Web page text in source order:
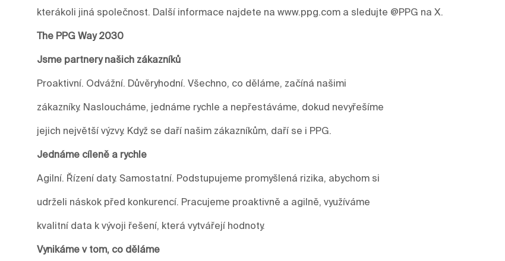
kterákoli jiná společnost. Další informace najdete na www.ppg.com a sledujte @PPG na X.
The PPG Way 2030
Jsme partnery našich zákazníků
Proaktivní. Odvážní. Důvěryhodní. Všechno, co děláme, začíná našimi
zákazníky. Nasloucháme, jednáme rychle a nepřestáváme, dokud nevyřešíme
jejich největší výzvy. Když se daří našim zákazníkům, daří se i PPG.
Jednáme cíleně a rychle
Agilní. Řízení daty. Samostatní. Podstupujeme promyšlená rizika, abychom si
udrželi náskok před konkurencí. Pracujeme proaktivně a agilně, využíváme
kvalitní data k vývoji řešení, která vytvářejí hodnoty.
Vynikáme v tom, co děláme